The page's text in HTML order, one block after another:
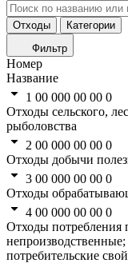
Отходы
Категории
Фильтр
Номер
Название
1 00 000 00 00 0
Отходы сельского,
рыболовства
2 00 000 00 00 0
Отходы добычи
3 00 000 00 00 0
Отходы
4 00 000 00 00 0
Отходы потребления
потребительские